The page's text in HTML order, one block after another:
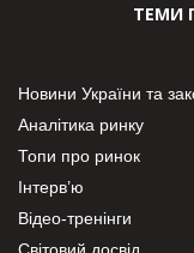
ТЕМИ
Новини України та
Аналітика ринку
Топи про ринок
Інтерв’ю
Відео-тренінги
Світовий досвід